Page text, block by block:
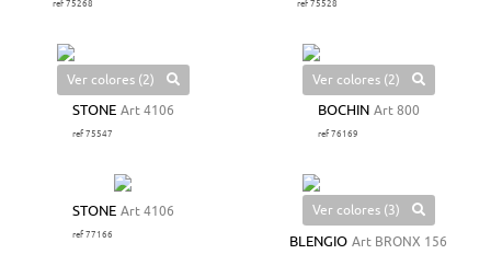
ref 75268 ref 75528
Ver colores (2)
STONE Art 4106
ref 75547
Ver colores (2)
BOCHIN Art 800
ref 76169
STONE Art 4106
ref 77166
Ver colores (3)
BLENGIO Art BRONX 156